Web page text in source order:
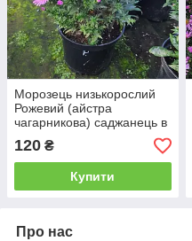
Морозець низькорослий
Рожевий (айстра
чагарникова) саджанець в
120 ₴
Купити
Про нас